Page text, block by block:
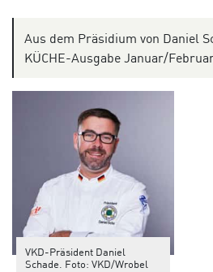
Aus dem Präsidium von Daniel
KÜCHE-Ausgabe Januar/
VKD-Präsident Daniel
Schade. Foto: VKD/Wrobel